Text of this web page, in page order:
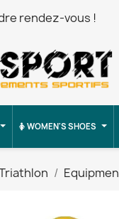
rendez-vous !
WOMEN'S SHOES